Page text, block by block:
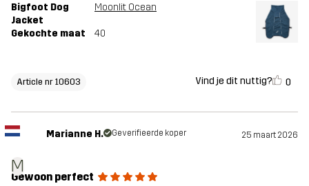
Bigfoot Dog
Jacket
Moonlit Ocean
Gekochte maat 40
Article nr 10603 Vind je dit nuttig? 0
M
Marianne H. Geverifieerde koper 25 maart 2026
Gewoon perfect